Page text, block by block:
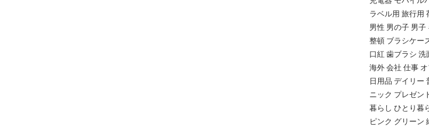
ラベル用 旅行用
男性 男の子 男
整頓 ブラシケー
口紅 歯ブラシ
海外 会社 仕事
日用品 デイリー
ニック プレゼン
暮らし ひとり暮
ピンク グリーン